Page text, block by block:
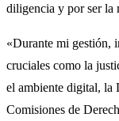
diligencia y por ser la
«Durante mi gestión,
cruciales como la
el ambiente digital, la
Comisiones de